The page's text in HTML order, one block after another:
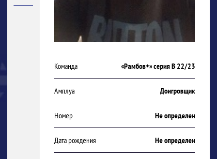
Команда «Рамбов+» серия В 22/23
Амплуа Доигровщик
Номер Не определен
Дата рождения Не определен